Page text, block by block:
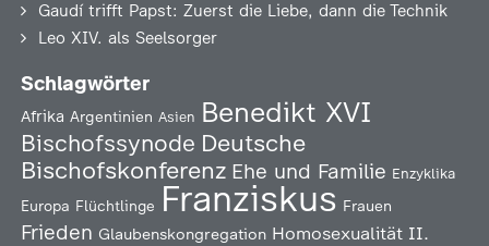
Gaudí trifft Papst: Zuerst die Liebe, dann die Technik
Leo XIV. als Seelsorger
Schlagwörter
Afrika Argentinien Asien Benedikt XVI
Bischofssynode Deutsche
Bischofskonferenz Ehe und Familie Enzyklika
Europa Flüchtlinge Franziskus Frauen
Frieden Glaubenskongregation Homosexualität II.